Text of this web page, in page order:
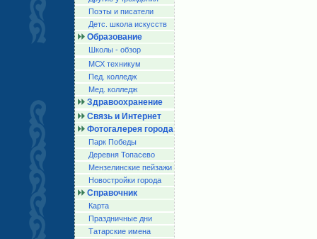
Поэты и писатели
Детс. школа искусств
Образование
Школы - обзор
МСХ техникум
Пед. колледж
Мед. колледж
Здравоохранение
Связь и Интернет
Фотогалерея города
Парк Победы
Деревня Топасево
Мензелинские пейзажи
Новостройки города
Справочник
Карта
Праздничные дни
Татарские имена